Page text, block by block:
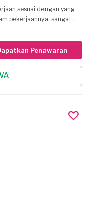
sesuai dengan yang
pekerjaannya, sangat
Penawaran